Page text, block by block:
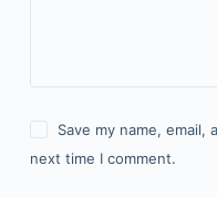
Save my name,
next time I comment.